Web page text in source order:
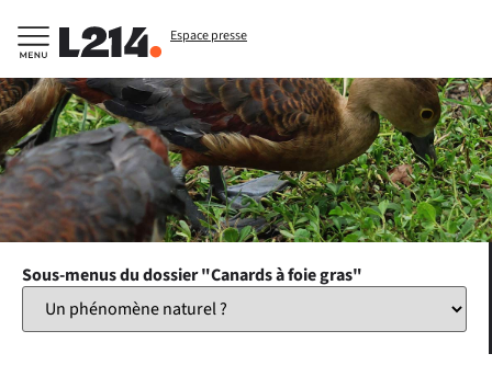
Espace presse
Sous-menus du dossier "Canards à foie gras"